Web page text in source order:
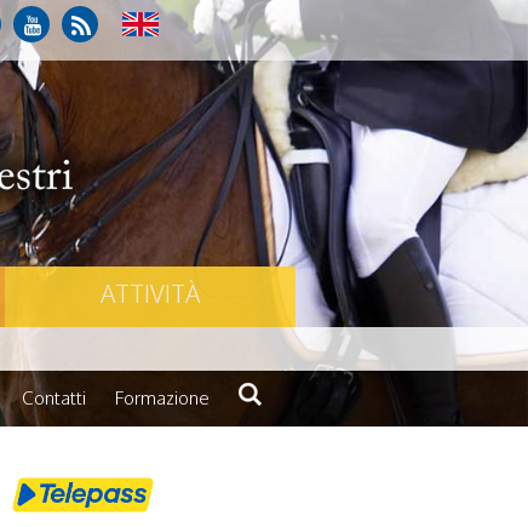
ATTIVITÀ
Contatti Formazione